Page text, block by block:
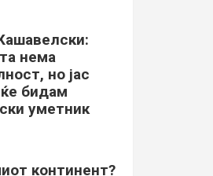
нема
но јас
бидам
уметник
континент?